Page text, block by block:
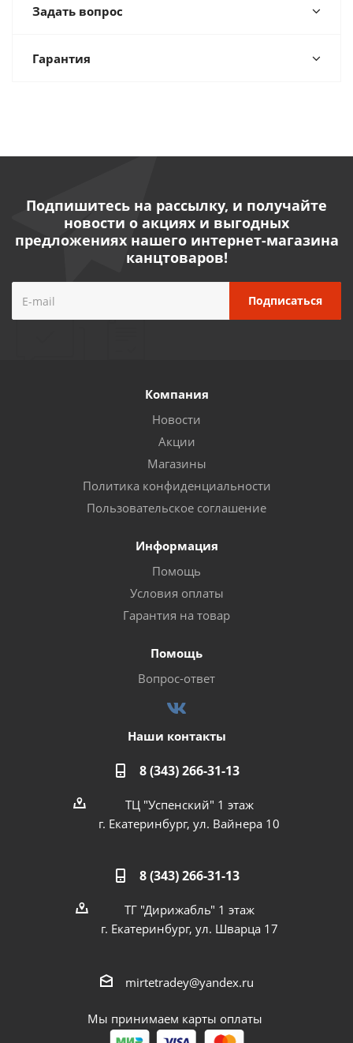
Задать вопрос
Гарантия
Подпишитесь на рассылку, и получайте
новости о акциях и выгодных
предложениях нашего интернет-магазина
канцтоваров!
Компания
Новости
Акции
Магазины
Политика конфиденциальности
Пользовательское соглашение
Информация
Помощь
Условия оплаты
Гарантия на товар
Помощь
Вопрос-ответ
Наши контакты
8 (343) 266-31-13
ТЦ "Успенский" 1 этаж
г. Екатеринбург, ул. Вайнера 10
8 (343) 266-31-13
ТГ "Дирижабль" 1 этаж
г. Екатеринбург, ул. Шварца 17
mirtetradey@yandex.ru
Мы принимаем карты оплаты